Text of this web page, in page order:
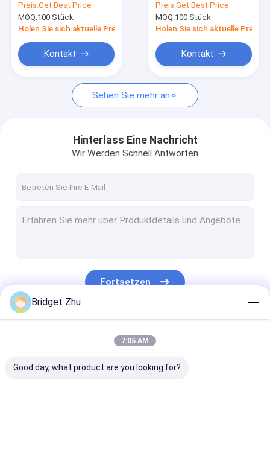
Neuigkeiten
Angebot anfordern
GPS-Smartwatch
4G-Smartwatch
Sim Card Smart Watch
Sport-Smart Watch
Anruf
Schlafüberwachung
Smartwatch IP68
Preis:Get Best Price
MOQ:100 Stück
Holen Sie sich aktuelle Preis
Kontakt
Herzfrequenz Sport
Tracker Smart Watch
Wasserdicht
Preis:Get Best Price
MOQ:100 Stück
Holen Sie sich aktuelle Preis
Kontakt
Sehen Sie mehr an
Hinterlass Eine Nachricht
Wir Werden Schnell Antworten
Fortsetzen
Bridget Zhu
7:05 AM
Good day, what product are you looking for?